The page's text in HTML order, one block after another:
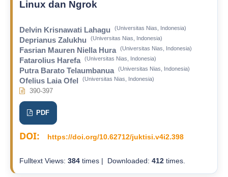
Linux dan Ngrok
Delvin Krisnawati Lahagu (Universitas Nias, Indonesia)
Deprianus Zalukhu (Universitas Nias, Indonesia)
Fasrian Mauren Niella Hura (Universitas Nias, Indonesia)
Fatarolius Harefa (Universitas Nias, Indonesia)
Putra Barato Telaumbanua (Universitas Nias, Indonesia)
Ofelius Laia Ofel (Universitas Nias, Indonesia)
390-397
PDF
DOI: https://doi.org/10.62712/juktisi.v4i2.398
Fulltext Views: 384times | Downloaded: 412times.